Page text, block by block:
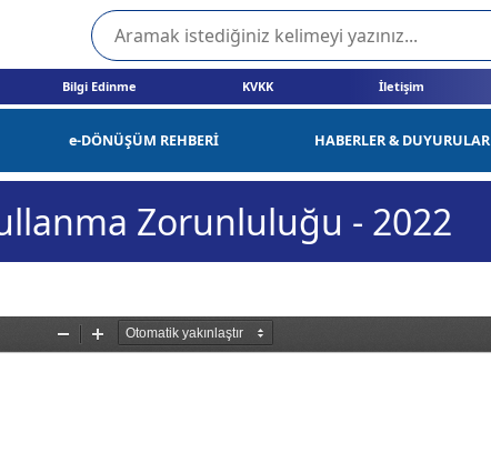
Bilgi Edinme KVKK İletişim
e-DÖNÜŞÜM REHBERİ HABERLER & DUYURULAR
Zorunluluğu - 2022